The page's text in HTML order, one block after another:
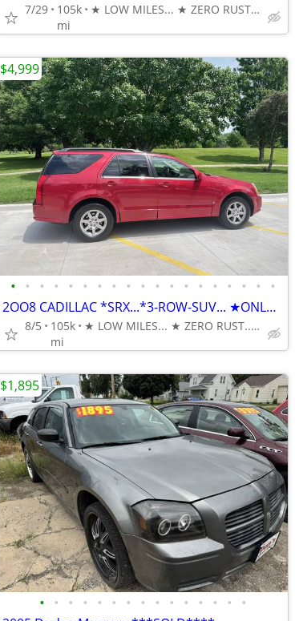
7/29
105k
mi
★ LOW MILES... ★ ZERO RUST... ★ DEPENDABLE & AFFORDABLE
• • • • • • • • • • • • • • • • • • •
2OO8 CADILLAC *SRX...*3-ROW-SUV... ★ONLY 104K MILES
8/5
105k
mi
★ LOW MILES... ★ ZERO RUST... ★ DEPENDABLE & AFFORDABLE. . .
$4,999
• • • • • • • • • • • • • • •
$1,895